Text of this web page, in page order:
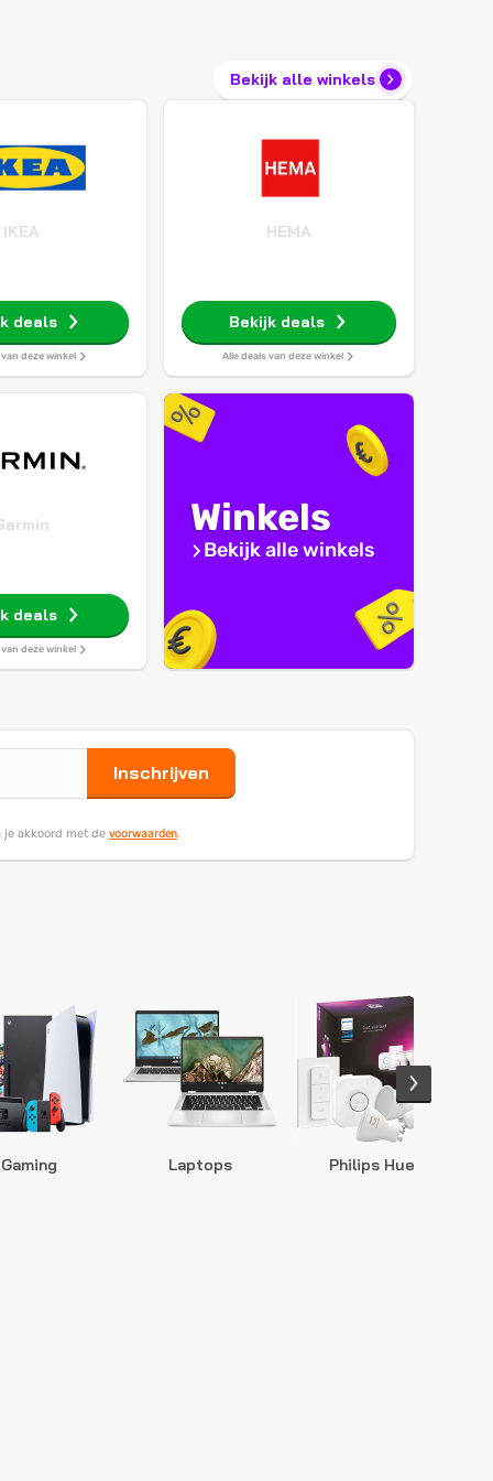
Bekijk alle winkels
IKEA
deals
van deze winkel
HEMA
Bekijk deals
Alle deals van deze winkel
deals
van deze winkel
Winkels
Bekijk alle winkels
Inschrijven
akkoord met de voorwaarden.
Gaming Laptops Philips Hue